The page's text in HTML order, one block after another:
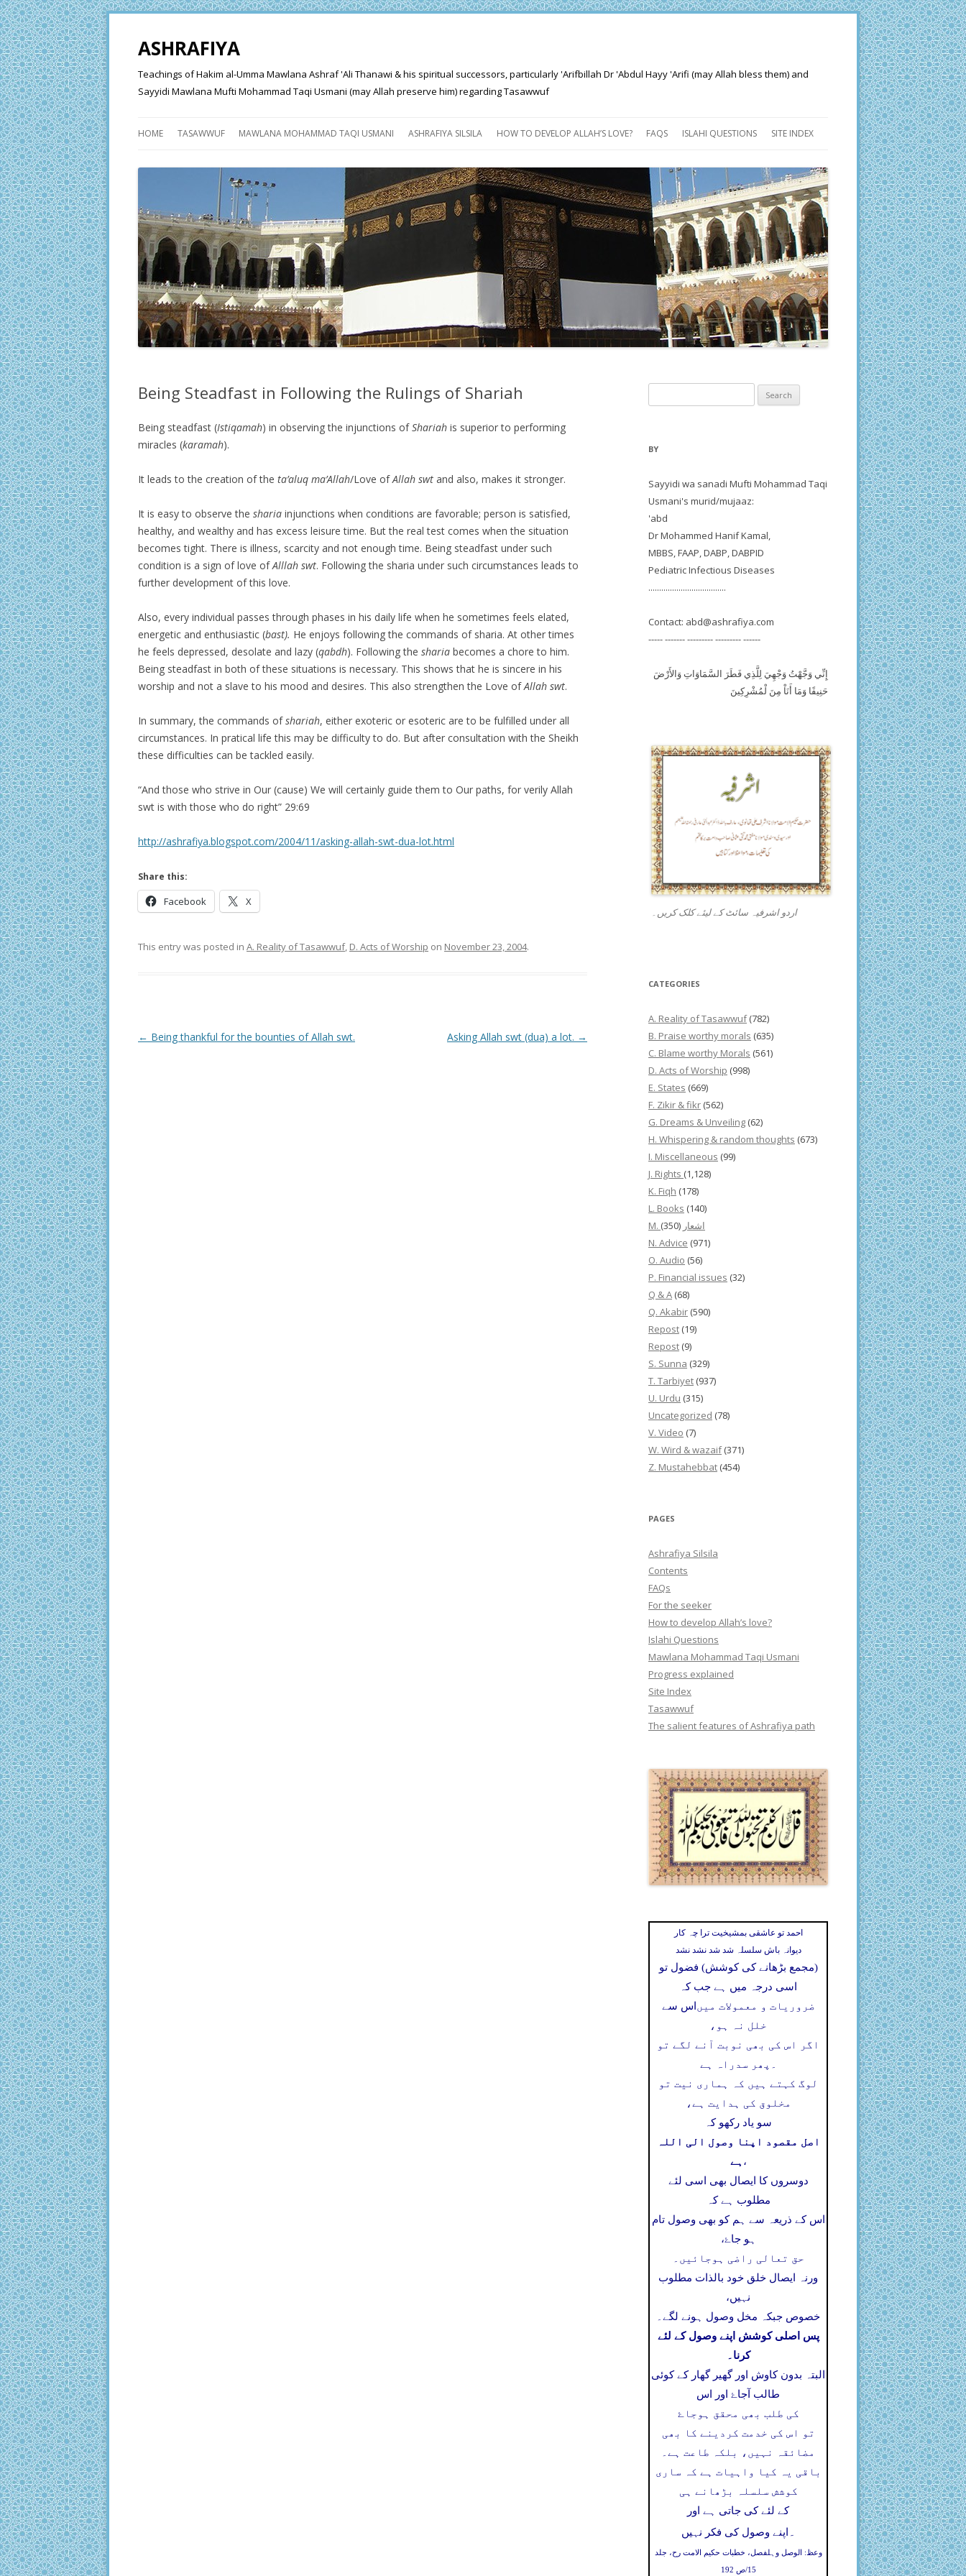
ASHRAFIYA
Teachings of Hakim al-Umma Mawlana Ashraf 'Ali Thanawi & his spiritual successors, particularly 'Arifbillah Dr 'Abdul Hayy 'Arifi (may Allah bless them) and
Sayyidi Mawlana Mufti Mohammad Taqi Usmani (may Allah preserve him) regarding Tasawwuf
HOME TASAWWUF MAWLANA MOHAMMAD TAQI USMANI ASHRAFIYA SILSILA
ASHRAFIYA PATH
FOR THE SEEKER
PROGRESS EXPLAINED
HOW TO DEVELOP ALLAH’S LOVE? FAQS ISLAHI QUESTIONS SITE INDEX
Being Steadfast in Following the Rulings of Shariah
Being steadfast (Istiqamah) in observing the injunctions ofShariah is superior to performing
miracles (karamah).
It leads to the creation of the ta’aluq ma’Allah/Love ofAllah swt and also, makes it stronger.
It is easy to observe the sharia injunctions when conditions are favorable; person is satisfied,
healthy, and wealthy and has excess leisure time. But the real test comes when the situation
becomes tight. There is illness, scarcity and not enough time. Being steadfast under such
condition is a sign of love ofAlllah swt. Following the sharia under such circumstances leads to
further development of this love.
Also, every individual passes through phases in his daily life when he sometimes feels elated,
energetic and enthusiastic (bast). He enjoys following the commands of sharia. At other times
he feels depressed, desolate and lazy (qabdh). Following the sharia becomes a chore to him.
Being steadfast in both of these situations is necessary. This shows that he is sincere in his
worship and not a slave to his mood and desires. This also strengthen the Love ofAllah swt.
In summary, the commands ofshariah, either exoteric or esoteric are to be fulfilled under all
circumstances. In pratical life this may be difficulty to do. But after consultation with the Sheikh
these difficulties can be tackled easily.
“And those who strive in Our (cause) We will certainly guide them to Our paths, for verily Allah
swt is with those who do right” 29:69
http://ashrafiya.blogspot.com/2004/11/asking-allah-swt-dua-lot.html
Share this:
Facebook X
This entry was posted in A. Reality of Tasawwuf, D. Acts of Worship on November 23, 2004.
Post
← Being thankful for the bounties of Allah swt. Asking Allah swt (dua) a lot. →
for:
BY
Sayyidi wa sanadi Mufti Mohammad Taqi
Usmani's murid/mujaaz:
'abd
Dr Mohammed Hanif Kamal,
MBBS, FAAP, DABP, DABPID
Pediatric Infectious Diseases
....................................
Contact: abd@ashrafiya.com
----- ------- --------- --------- ------
إِنِّي وَجَّهْتُ وَجْهِيَ لِلَّذِي فَطَرَ السَّمَاوَاتِ وَالأَرْضَ
حَنِيفًا وَمَا أَنَاْ مِنَ لْمُشْرِكِينَ
اردو اشرفیہ سائٹ کے لیئے کلک کریں۔
CATEGORIES
A. Reality of Tasawwuf(782)
B. Praise worthy morals (635)
C. Blame worthy Morals (561)
D. Acts of Worship (998)
E. States (669)
F. Zikir & fikr (562)
G. Dreams & Unveiling (62)
H. Whispering & random thoughts (673)
I. Miscellaneous (99)
J. Rights (1,128)
K. Fiqh (178)
L. Books (140)
M. اشعار (350)
N. Advice (971)
O. Audio (56)
P. Financial issues (32)
Q & A (68)
Q. Akabir (590)
Repost (19)
Repost (9)
S. Sunna (329)
T. Tarbiyet (937)
U. Urdu (315)
Uncategorized (78)
V. Video (7)
W. Wird & wazaif(371)
Z. Mustahebbat (454)
PAGES
Ashrafiya Silsila
Contents
FAQs
For the seeker
How to develop Allah’s love?
Islahi Questions
Mawlana Mohammad Taqi Usmani
Progress explained
Site Index
Tasawwuf
The salient features of Ashrafiya path
احمد تو عاشقی بمشیخیت ترا چہ کار
دیوانہ باش سلسلہ شد شد نشد نشد
(مجمع بڑھانے کی کوشش) فضول تو
اسی درجہ میں ہے جب کہ
اس سے ضروریات و معمولات میں
خلل نہ ہو،
اگر اس کی بھی نوبت آنے لگے تو
پھر سدراہ ہے ۔
لوگ کہتے ہیں کہ ہماری نیت تو
مخلوق کی ہدایت ہے،
سو یاد رکھو کہ
اصل مقصود اپنا وصول الی اللہ
ہے ،
دوسروں کا ایصال بھی اسی لئے
مطلوب ہے کہ
اس کے ذریعہ سے ہم کو بھی وصول تام
ہو جاۓ،
حق تعالی راضی ہوجائیں۔
ورنہ ایصال خلق خود بالذات مطلوب
نہیں،
خصوص جبکہ مخل وصول ہونے لگے۔
پس اصلی کوشش اپنے وصول کے لئے
کرنا۔
البتہ بدون کاوش اور گھیر گھار کے کوئی
طالب آجاۓ اور اس
کی طلب بھی محقق ہوجاۓ
تو اس کی خدمت کردینے کا بھی
مضائقہ نہیں، بلکہ طاعت ہے۔
باقی یہ کیا واہیات ہے کہ ساری
کوشش سلسلہ بڑھانے ہی
کے لئے کی جاتی ہے اور
اپنے وصول کی فکر نہیں ۔
وعظ: الوصل وہلفصل، خطبات حکیم الامت رح، جلد
15/ص 192